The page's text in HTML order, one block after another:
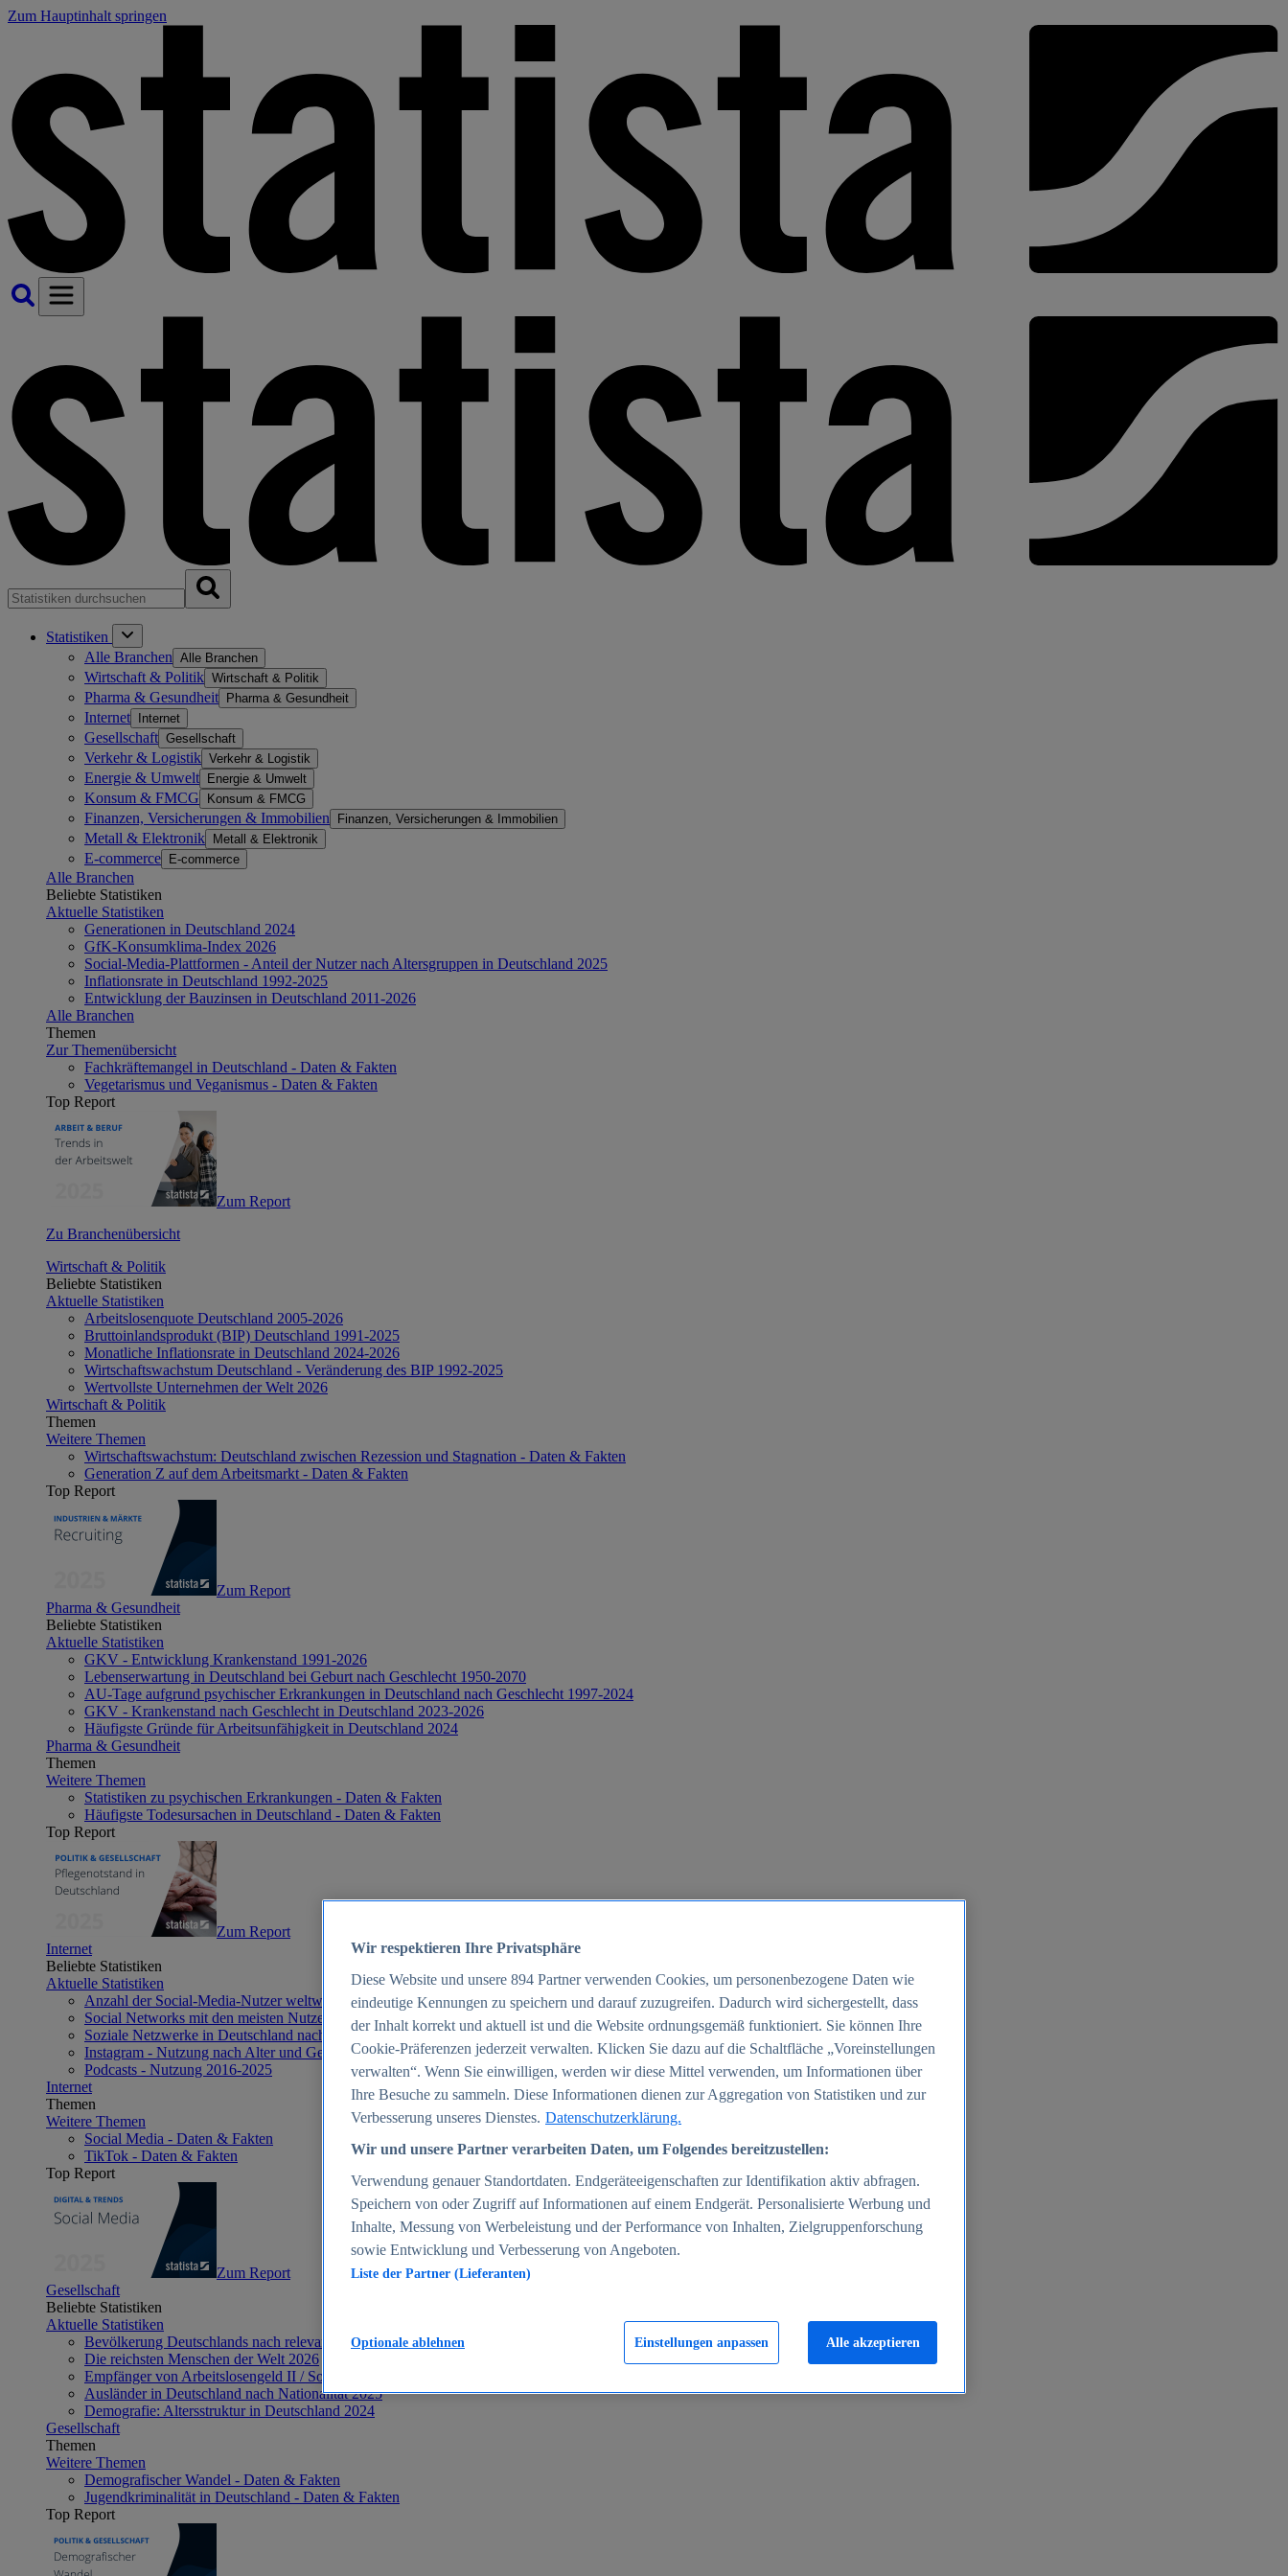
Zum Hauptinhalt springen
Statistiken
Alle Branchen Alle Branchen
Wirtschaft & Politik Wirtschaft & Politik
Pharma & Gesundheit Pharma & Gesundheit
Internet Internet
Gesellschaft Gesellschaft
Verkehr & Logistik Verkehr & Logistik
Energie & Umwelt Energie & Umwelt
Konsum & FMCG Konsum & FMCG
Finanzen, Versicherungen & Immobilien Finanzen, Versicherungen & Immobilien
Metall & Elektronik Metall & Elektronik
E-commerce E-commerce
Alle Branchen
Beliebte Statistiken
Aktuelle Statistiken
Generationen in Deutschland 2024
GfK-Konsumklima-Index 2026
Social-Media-Plattformen - Anteil der Nutzer nach Altersgruppen in Deutschland 2025
Inflationsrate in Deutschland 1992-2025
Entwicklung der Bauzinsen in Deutschland 2011-2026
Alle Branchen
Themen
Zur Themenübersicht
Fachkräftemangel in Deutschland - Daten & Fakten
Vegetarismus und Veganismus - Daten & Fakten
Top Report
Zum Report
Zu Branchenübersicht
Wirtschaft & Politik
Beliebte Statistiken
Aktuelle Statistiken
Arbeitslosenquote Deutschland 2005-2026
Bruttoinlandsprodukt (BIP) Deutschland 1991-2025
Monatliche Inflationsrate in Deutschland 2024-2026
Wirtschaftswachstum Deutschland - Veränderung des BIP 1992-2025
Wertvollste Unternehmen der Welt 2026
Wirtschaft & Politik
Themen
Weitere Themen
Wirtschaftswachstum: Deutschland zwischen Rezession und Stagnation - Daten & Fakten
Generation Z auf dem Arbeitsmarkt - Daten & Fakten
Top Report
Zum Report
Pharma & Gesundheit
Beliebte Statistiken
Aktuelle Statistiken
GKV - Entwicklung Krankenstand 1991-2026
Lebenserwartung in Deutschland bei Geburt nach Geschlecht 1950-2070
AU-Tage aufgrund psychischer Erkrankungen in Deutschland nach Geschlecht 1997-2024
GKV - Krankenstand nach Geschlecht in Deutschland 2023-2026
Häufigste Gründe für Arbeitsunfähigkeit in Deutschland 2024
Pharma & Gesundheit
Themen
Weitere Themen
Statistiken zu psychischen Erkrankungen - Daten & Fakten
Häufigste Todesursachen in Deutschland - Daten & Fakten
Top Report
Zum Report
Internet
Beliebte Statistiken
Aktuelle Statistiken
Anzahl der Social-Media-Nutzer weltweit 2012-2025
Social Networks mit den meisten Nutzern weltweit 2025
Soziale Netzwerke in Deutschland nach Generationen 2025
Instagram - Nutzung nach Alter und Geschlecht in Deutschland 2025
Podcasts - Nutzung 2016-2025
Internet
Themen
Weitere Themen
Social Media - Daten & Fakten
TikTok - Daten & Fakten
Top Report
Zum Report
Gesellschaft
Beliebte Statistiken
Aktuelle Statistiken
Bevölkerung Deutschlands nach relevanten Altersgruppen 2024
Die reichsten Menschen der Welt 2026
Empfänger von Arbeitslosengeld II / Sozialgeld / Bürgergeld in Deutschland 2005-2025
Ausländer in Deutschland nach Nationalität 2025
Demografie: Altersstruktur in Deutschland 2024
Gesellschaft
Themen
Weitere Themen
Demografischer Wandel - Daten & Fakten
Jugendkriminalität in Deutschland - Daten & Fakten
Top Report
Wir respektieren Ihre Privatsphäre
Diese Website und unsere 894 Partner verwenden Cookies, um personenbezogene Daten wie
eindeutige Kennungen zu speichern und darauf zuzugreifen. Dadurch wird sichergestellt, dass
der Inhalt korrekt und aktuell ist und die Website ordnungsgemäß funktioniert. Sie können Ihre
Cookie-Präferenzen jederzeit verwalten. Klicken Sie dazu auf die Schaltfläche „Voreinstellungen
verwalten“. Wenn Sie einwilligen, werden wir diese Mittel verwenden, um Informationen über
Ihre Besuche zu sammeln. Diese Informationen dienen zur Aggregation von Statistiken und zur
Verbesserung unseres Dienstes. Datenschutzerklärung.
Wir und unsere Partner verarbeiten Daten, um Folgendes bereitzustellen:
Verwendung genauer Standortdaten. Endgeräteeigenschaften zur Identifikation aktiv abfragen.
Speichern von oder Zugriff auf Informationen auf einem Endgerät. Personalisierte Werbung und
Inhalte, Messung von Werbeleistung und der Performance von Inhalten, Zielgruppenforschung
sowie Entwicklung und Verbesserung von Angeboten.
Liste der Partner (Lieferanten)
Einstellungen anpassen
Optionale ablehnen Alle akzeptieren